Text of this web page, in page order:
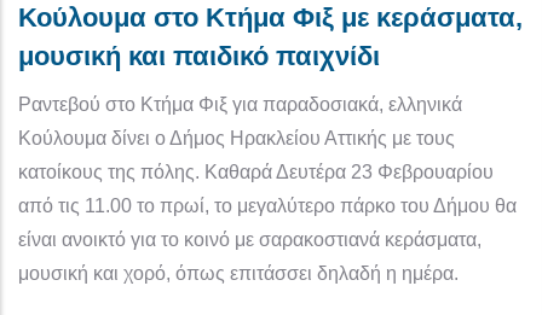
Κούλουμα στο Κτήμα Φιξ με κεράσματα,
μουσική και παιδικό παιχνίδι
Ραντεβού στο Κτήμα Φιξ για παραδοσιακά, ελληνικά
Κούλουμα δίνει ο Δήμος Ηρακλείου Αττικής με τους
κατοίκους της πόλης. Καθαρά Δευτέρα 23 Φεβρουαρίου
από τις 11.00 το πρωί, το μεγαλύτερο πάρκο του Δήμου θα
είναι ανοικτό για το κοινό με σαρακοστιανά κεράσματα,
μουσική και χορό, όπως επιτάσσει δηλαδή η ημέρα.